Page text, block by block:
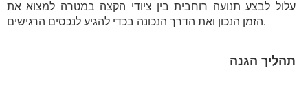
עלול לבצע תנועה רוחבית בין ציודי הקצה במטרה למצוא את
הזמן הנכון ואת הדרך הנכונה בכדי להגיע לנכסים הרגישים.
תהליך הגנה